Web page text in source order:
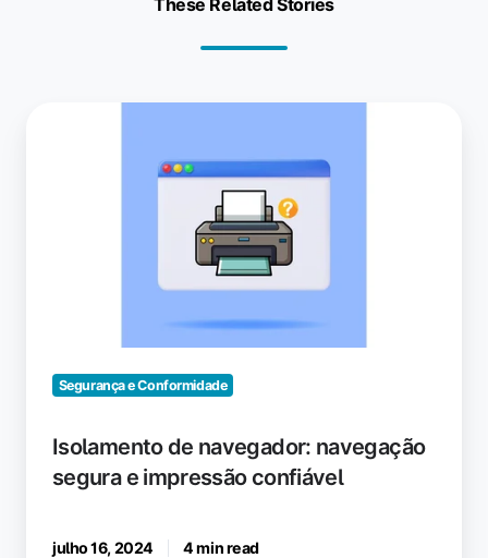
Segurança e Conformidade
Isolamento de navegador: navegação
segura e impressão confiável
julho 16, 2024 4 min read